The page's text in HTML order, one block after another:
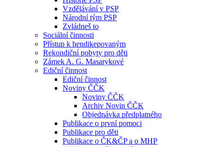
Vzdělávání v PSP
Národní tým PSP
Zvládneš to
Sociální činnosti
Přístup k hendikepovaným
Rekondiční pobyty pro děti
Zámek A. G. Masarykové
Ediční činnost
Ediční činnost
Noviny ČČK
Noviny ČČK
Archiv Novin ČČK
Objednávka předplatného
Publikace o první pomoci
Publikace pro děti
Publikace o ČK&ČP a o MHP